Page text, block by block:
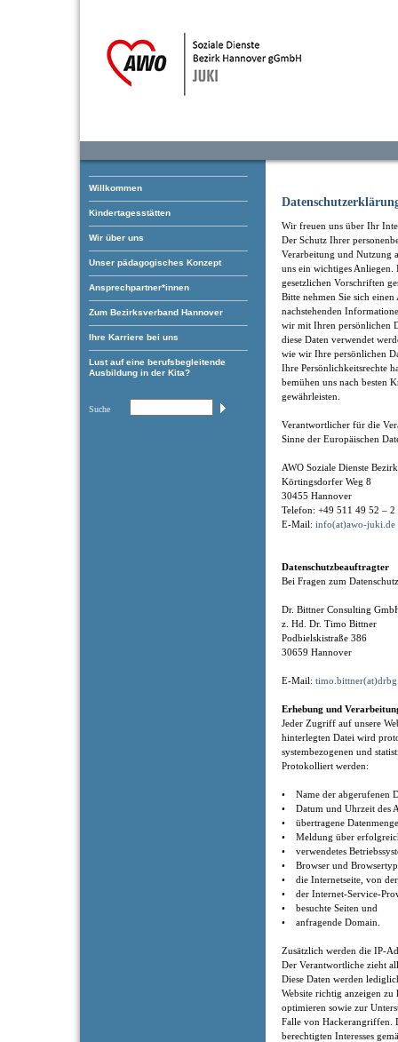
Willkommen
Kindertagesstätten
Wir über uns
Unser pädagogisches Konzept
Ansprechpartner*innen
Zum Bezirksverband Hannover
Ihre Karriere bei uns
Lust auf eine berufsbegleitende
Ausbildung in der Kita?
Suche
Wir freuen uns über Ihr
Der Schutz Ihrer
Verarbeitung und Nutzung
uns ein wichtiges Anliegen.
gesetzlichen Vorschriften
Bitte nehmen Sie sich
nachstehenden
wir mit Ihren persönlichen
diese Daten verwendet
wie wir Ihre persönlichen
Ihre Persönlichkeitsrechte
bemühen uns nach besten
gewährleisten.
Verantwortlicher für die
Sinne der Europäischen
AWO Soziale Dienste
Körtingsdorfer Weg 8
30455 Hannover
Telefon: +49 511 49 52 – 2
E-Mail: info(at)awo-juki.de
Datenschutzbeauftragter
Bei Fragen zum
Dr. Bittner Consulting
z. Hd. Dr. Timo Bittner
Podbielskistraße 386
30659 Hannover
E-Mail:
Erhebung und
Jeder Zugriff auf unsere
hinterlegten Datei wird
systembezogenen und
Protokolliert werden:
• Name der abgerufenen
• Datum und Uhrzeit des
• übertragene
• Meldung über
• verwendetes
• Browser und
• die Internetseite, von
• der Internet-Service-
• besuchte Seiten und
• anfragende Domain.
Zusätzlich werden die IP-
Der Verantwortliche zieht
Diese Daten werden
Website richtig anzeigen
optimieren sowie zur
Falle von Hackerangriffen.
berechtigten Interesses